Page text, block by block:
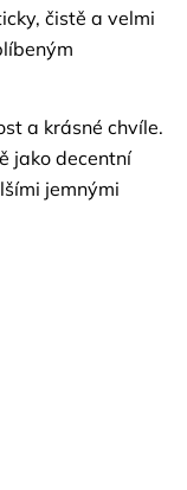
čistě a velmi
a krásné chvíle.
jako decentní
jemnými